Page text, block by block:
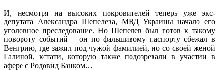
И, несмотря на высоких покровителей теперь уже экс-
депутата Александра Шепелева, МВД Украины начало его
уголовное преследование. Но Шепелев был готов к такому
повороту событий – он по фальшивому паспорту сбежал в
Венгрию, где зажил под чужой фамилией, но со своей женой
Галиной, кстати, которую также подозревали в участии в
афере с Родовид Банком…